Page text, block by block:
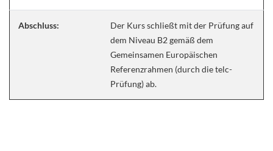
Abschluss:
Der Kurs schließt mit der Prüfung auf
dem Niveau B2 gemäß dem
Gemeinsamen Europäischen
Referenzrahmen (durch die telc-
Prüfung) ab.